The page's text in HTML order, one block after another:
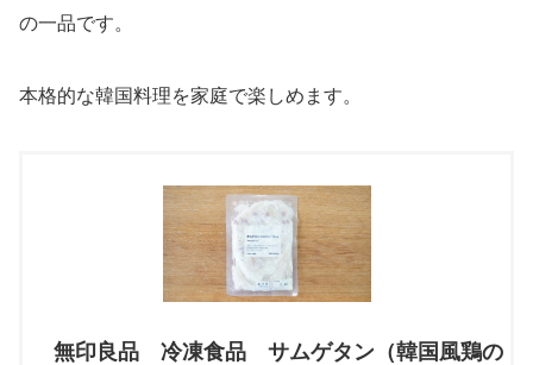
の一品です。
本格的な韓国料理を家庭で楽しめます。
無印良品 冷凍食品 サムゲタン（韓国風鶏の